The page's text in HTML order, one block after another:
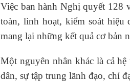
Việc ban hành Nghị quyết 128
toàn, linh hoạt, kiểm soát
mang lại những kết quả cơ bản
Một nguyên nhân khác là cả
dân, sự tập trung lãnh đạo, chỉ